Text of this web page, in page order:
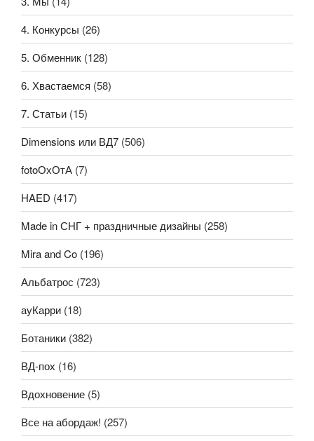
4. Конкурсы (26)
5. Обменник (128)
6. Хвастаемся (58)
7. Статьи (15)
Dimensions или ВД7 (506)
fotoОхОтА (7)
HAED (417)
Made in СНГ + праздничные дизайны (258)
Mira and Co (196)
Альбатрос (723)
ауКарри (18)
Ботаники (382)
ВД-пох (16)
Вдохновение (5)
Все на абордаж! (257)